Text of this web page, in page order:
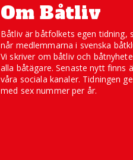
Om Båtliv
Båtliv är båtfolkets egen tidning,
når medlemmarna i svenska
Vi skriver om båtliv och
alla båtägare. Senaste nytt finns
våra sociala kanaler. Tidningen
med sex nummer per år.